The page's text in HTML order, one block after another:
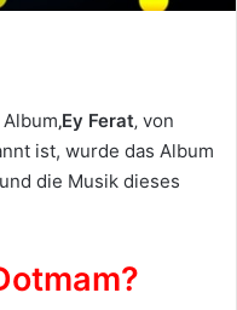
‚Ey Ferat‚ von
ist, wurde das Album
die Musik dieses